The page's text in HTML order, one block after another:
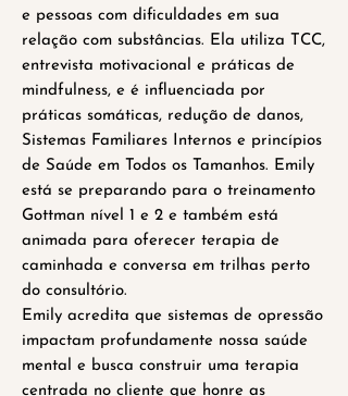
e pessoas com dificuldades em sua
relação com substâncias. Ela utiliza TCC,
entrevista motivacional e práticas de
mindfulness, e é influenciada por
práticas somáticas, redução de danos,
Sistemas Familiares Internos e princípios
de Saúde em Todos os Tamanhos. Emily
está se preparando para o treinamento
Gottman nível 1 e 2 e também está
animada para oferecer terapia de
caminhada e conversa em trilhas perto
do consultório.
Emily acredita que sistemas de opressão
impactam profundamente nossa saúde
mental e busca construir uma terapia
centrada no cliente que honre as